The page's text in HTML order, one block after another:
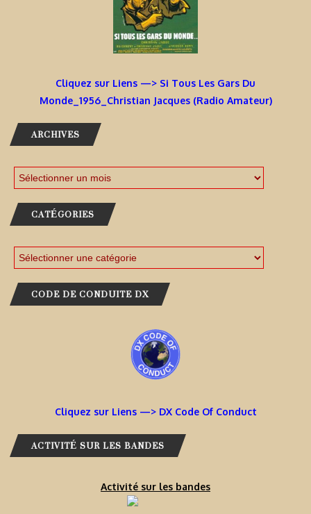
Cliquez sur Liens —> Si Tous Les Gars Du
Monde_1956_Christian Jacques (Radio Amateur)
ARCHIVES
CATÉGORIES
CODE DE CONDUITE DX
Cliquez sur Liens —> DX Code Of Conduct
ACTIVITÉ SUR LES BANDES
Activité sur les bandes